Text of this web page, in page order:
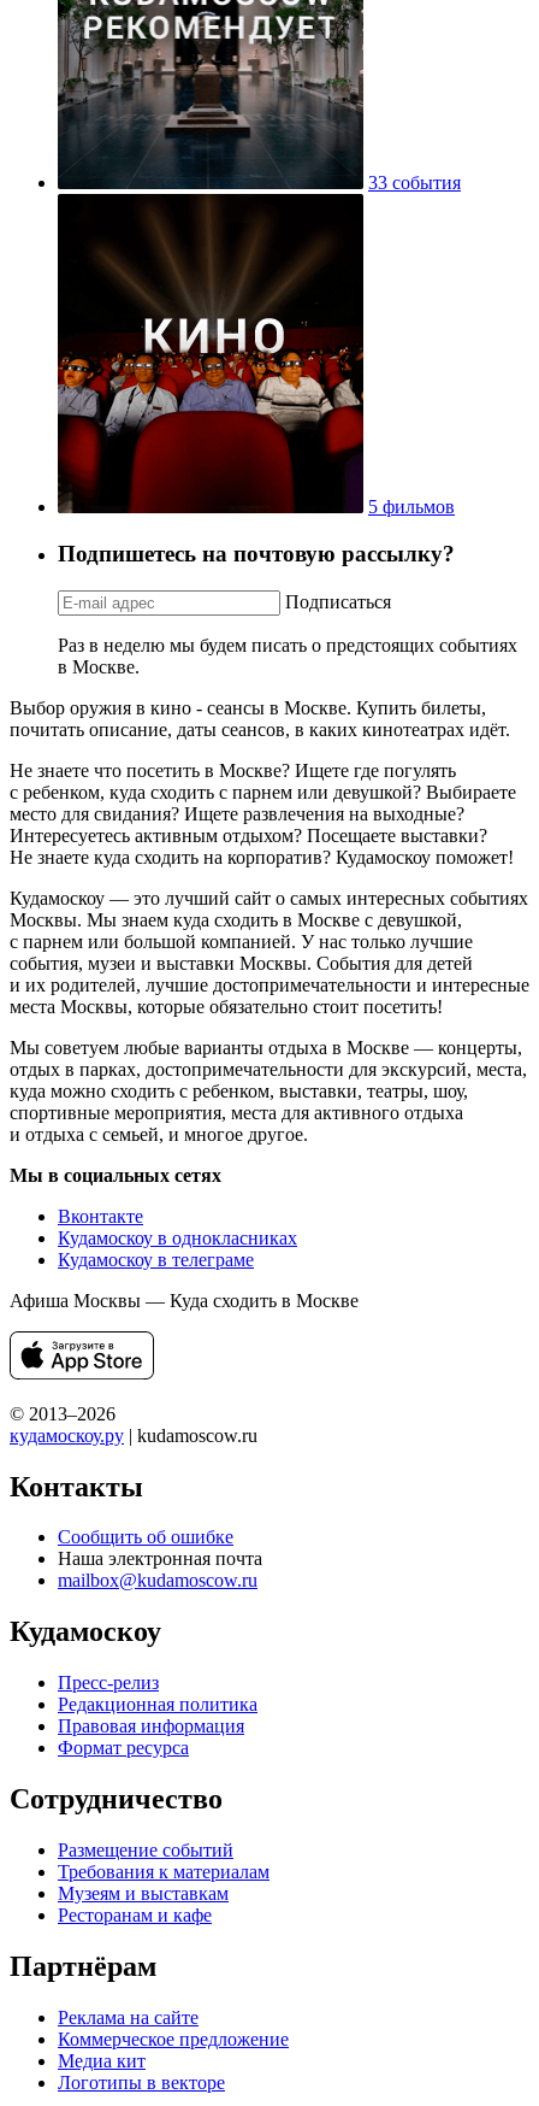
33 события
5 фильмов
Подпишетесь на почтовую рассылку?
Подписаться
Раз в неделю мы будем писать о предстоящих событиях
в Москве.
Выбор оружия в кино - сеансы в Москве. Купить билеты,
почитать описание, даты сеансов, в каких кинотеатрах идёт.
Не знаете что посетить в Москве? Ищете где погулять
с ребенком, куда сходить с парнем или девушкой? Выбираете
место для свидания? Ищете развлечения на выходные?
Интересуетесь активным отдыхом? Посещаете выставки?
Не знаете куда сходить на корпоратив? Кудамоскоу поможет!
Кудамоскоу — это лучший сайт о самых интересных событиях
Москвы. Мы знаем куда сходить в Москве с девушкой,
с парнем или большой компанией. У нас только лучшие
события, музеи и выставки Москвы. События для детей
и их родителей, лучшие достопримечательности и интересные
места Москвы, которые обязательно стоит посетить!
Мы советуем любые варианты отдыха в Москве — концерты,
отдых в парках, достопримечательности для экскурсий, места,
куда можно сходить с ребенком, выставки, театры, шоу,
спортивные мероприятия, места для активного отдыха
и отдыха с семьей, и многое другое.
Мы в социальных сетях
Вконтакте
Кудамоскоу в однокласниках
Кудамоскоу в телеграме
Афиша Москвы — Куда сходить в Москве
© 2013–2026
кудамоскоу.ру | kudamoscow.ru
Контакты
Сообщить об ошибке
Наша электронная почта
mailbox@kudamoscow.ru
Кудамоскоу
Пресс-релиз
Редакционная политика
Правовая информация
Формат ресурса
Сотрудничество
Размещение событий
Требования к материалам
Музеям и выставкам
Ресторанам и кафе
Партнёрам
Реклама на сайте
Коммерческое предложение
Медиа кит
Логотипы в векторе